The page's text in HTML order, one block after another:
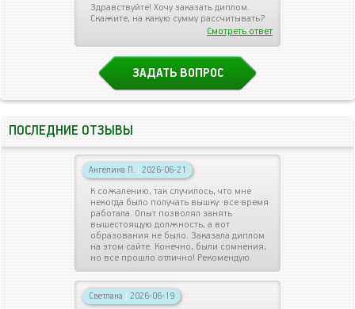
Здравствуйте! Хочу заказать диплом.
Скажите, на какую сумму рассчитывать?
Смотреть ответ
ЗАДАТЬ ВОПРОС
ПОСЛЕДНИЕ ОТЗЫВЫ
Ангелина П. | 2026-06-21
К сожалению, так случилось, что мне
некогда было получать вышку: все время
работала. Опыт позволял занять
вышестоящую должность, а вот
образования не было. Заказала диплом
на этом сайте. Конечно, были сомнения,
но все прошло отлично! Рекомендую.
Светлана | 2026-06-19